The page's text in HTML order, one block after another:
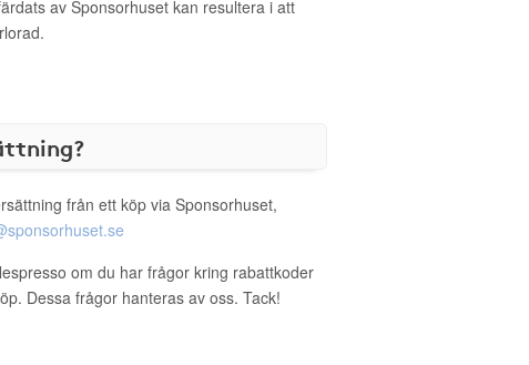
av Sponsorhuset kan resultera i att
från ett köp via Sponsorhuset,
om du har frågor kring rabattkoder
Dessa frågor hanteras av oss. Tack!